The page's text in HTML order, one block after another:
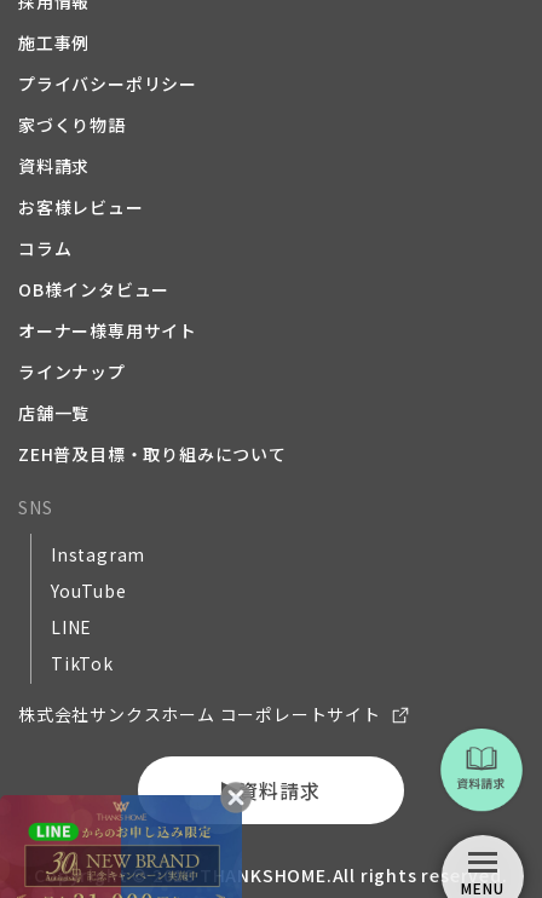
MENU
施工事例
プライバシーポリシー
家づくり物語
資料請求
お客様レビュー
コラム
OB様インタビュー
オーナー様専用サイト
ラインナップ
店舗一覧
ZEH普及目標・取り組みについて
SNS
Instagram
YouTube
LINE
TikTok
株式会社サンクスホーム コーポレートサイト
資料請求
Copyright © 2018 THANKSHOME.All rights reserved.